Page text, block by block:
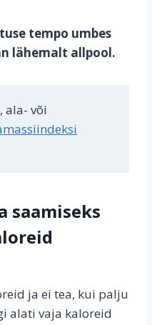
tempo umbes
lähemalt allpool.
ala- või
saamiseks
ja ei tea, kui palju
alati vaja kaloreid